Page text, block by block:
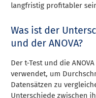
langfristig profitabler
Was ist der
und der ANOVA?
Der t-Test und die
verwendet, um
Datensätzen zu
Unterschiede zwischen